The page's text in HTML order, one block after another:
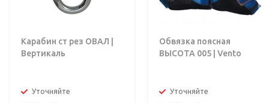
Карабин ст рез ОВАЛ |
Вертикаль
Уточняйте
Обвязка поясная
ВЫСОТА 005 | Vento
Уточняйте